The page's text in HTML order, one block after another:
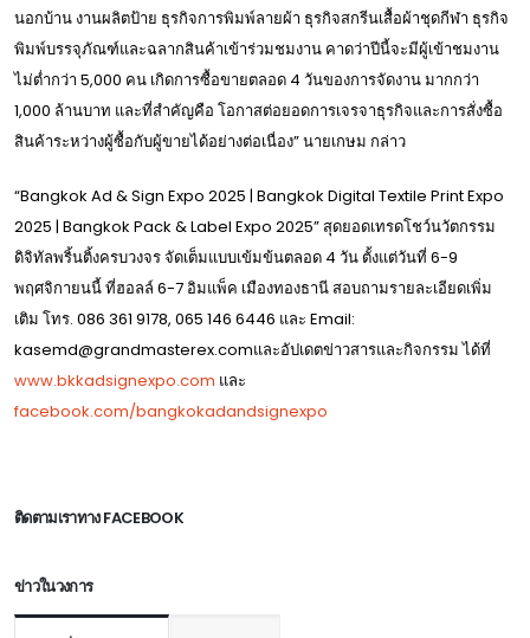
นอกบ้าน งานผลิตป้าย ธุรกิจการพิมพ์ลายผ้า ธุรกิจสกรีนเสื้อผ้าชุดกีฬา ธุรกิจ
พิมพ์บรรจุภัณฑ์และฉลากสินค้าเข้าร่วมชมงาน คาดว่าปีนี้จะมีผู้เข้าชมงาน
ไม่ต่ำกว่า 5,000 คน เกิดการซื้อขายตลอด 4 วันของการจัดงาน มากกว่า
1,000 ล้านบาท และที่สำคัญคือ โอกาสต่อยอดการเจรจาธุรกิจและการสั่งซื้อ
สินค้าระหว่างผู้ซื้อกับผู้ขายได้อย่างต่อเนื่อง” นายเกษม กล่าว
“Bangkok Ad & Sign Expo 2025 | Bangkok Digital Textile Print Expo
2025 | Bangkok Pack & Label Expo 2025” สุดยอดเทรดโชว์นวัตกรรม
ดิจิทัลพริ้นติ้งครบวงจร จัดเต็มแบบเข้มข้นตลอด 4 วัน ตั้งแต่วันที่ 6-9
พฤศจิกายนนี้ ที่ฮอลล์ 6-7 อิมแพ็ค เมืองทองธานี สอบถามรายละเอียดเพิ่ม
เติม โทร. 086 361 9178, 065 146 6446 และ Email:
kasemd@grandmasterex.comและอัปเดตข่าวสารและกิจกรรม ได้ที่
www.bkkadsignexpo.com และ
facebook.com/bangkokadandsignexpo
ติดตามเราทาง FACEBOOK
ข่าวในวงการ